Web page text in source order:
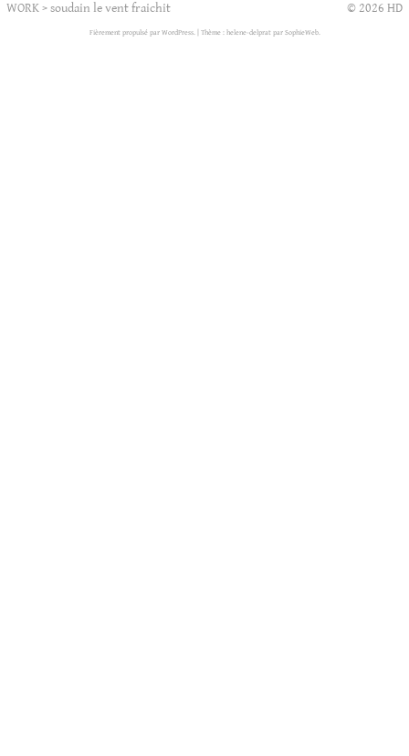
WORK>soudain le vent fraichit © 2026 HD
Fièrement propulsé par WordPress. Thème : helene-delprat par SophieWeb.